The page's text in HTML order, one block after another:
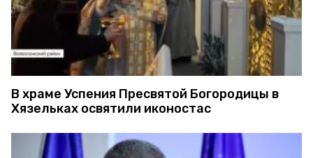
В храме Успения Пресвятой Богородицы в
Хязельках освятили иконостас